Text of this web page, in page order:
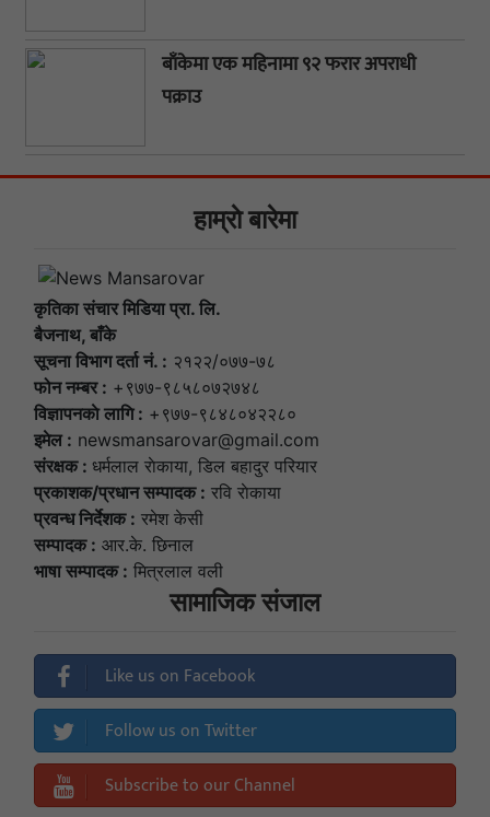
बाँकेमा एक महिनामा ९२ फरार अपराधी
पक्राउ
हाम्राे बारेमा
कृतिका संचार मिडिया प्रा. लि.
बैजनाथ, बाँके
सूचना विभाग दर्ता नं. : २१२२/०७७-७८
फोन नम्बर : +९७७-९८५८०७२७४८
विज्ञापनकाे लागि : +९७७-९८४८०४२२८०
इमेल : newsmansarovar@gmail.com
संरक्षक : धर्मलाल राेकाया, डिल बहादुर परियार
प्रकाशक/प्रधान सम्पादक : रवि राेकाया
प्रवन्ध निर्देशक : रमेश केसी
सम्पादक : आर.के. छिनाल
भाषा सम्पादक : मित्रलाल वली
सामाजिक संजाल
Like us on Facebook
Follow us on Twitter
Subscribe to our Channel